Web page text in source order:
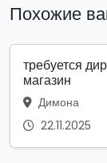
Похожие
требуется
магазин
Димона
22.11.2025